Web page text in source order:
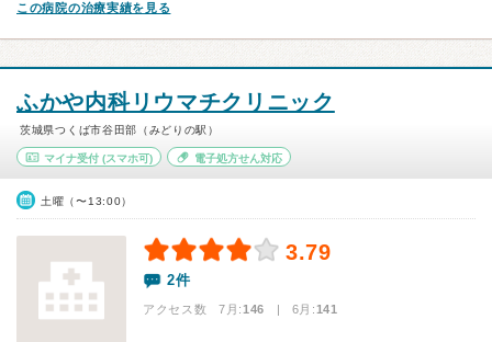
この病院の治療実績を見る
ふかや内科リウマチクリニック
茨城県つくば市谷田部（みどりの駅）
マイナ受付 (スマホ可) 電子処方せん対応
土曜（〜13:00）
3.79
2件
アクセス数 7月:146 | 6月:141